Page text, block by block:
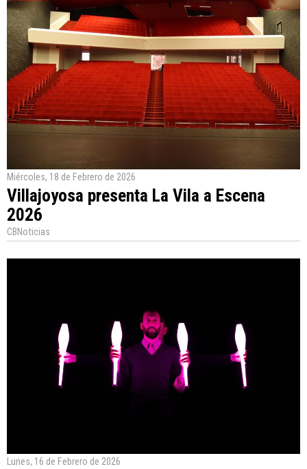
Miércoles, 18 de Febrero de 2026
Villajoyosa presenta La Vila a Escena
2026
CBNoticias
Lunes, 16 de Febrero de 2026